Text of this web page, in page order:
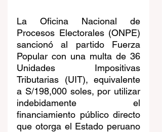
La Oficina Nacional de
Procesos Electorales (ONPE)
sancionó al partido Fuerza
Popular con una multa de 36
Unidades Impositivas
Tributarias (UIT), equivalente
a S/198,000 soles, por utilizar
indebidamente el
financiamiento público directo
que otorga el Estado peruano